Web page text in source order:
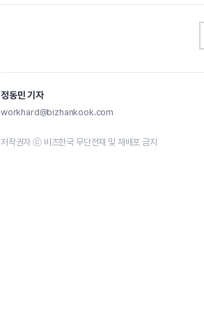
정동민 기자
workhard@bizhankook.com
저작권자 ⓒ 비즈한국 무단전재 및 재배포 금지